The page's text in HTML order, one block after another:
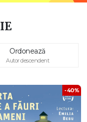
Ordonează
Autor descendent
-40%